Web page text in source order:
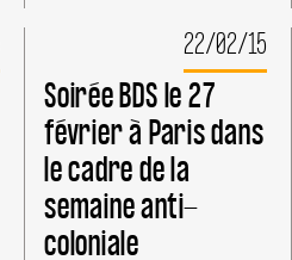
22/02/15
Soirée BDS le 27
février à Paris dans
le cadre de la
semaine anti-
coloniale